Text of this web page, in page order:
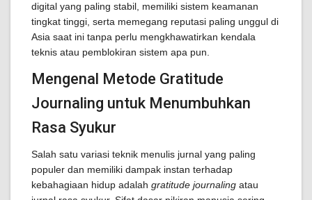
digital yang paling stabil, memiliki sistem keamanan
tingkat tinggi, serta memegang reputasi paling unggul di
Asia saat ini tanpa perlu mengkhawatirkan kendala
teknis atau pemblokiran sistem apa pun.
Mengenal Metode Gratitude
Journaling untuk Menumbuhkan
Rasa Syukur
Salah satu variasi teknik menulis jurnal yang paling
populer dan memiliki dampak instan terhadap
kebahagiaan hidup adalah gratitude journaling atau